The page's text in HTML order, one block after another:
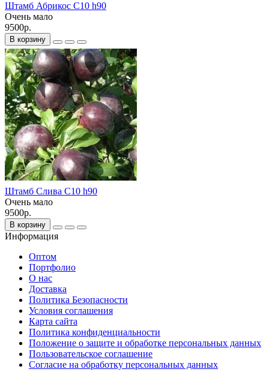
Штамб Абрикос С10 h90
Очень мало
9500р.
В корзину
Штамб Слива С10 h90
Очень мало
9500р.
В корзину
Информация
Оптом
Портфолио
О нас
Доставка
Политика Безопасности
Условия соглашения
Карта сайта
Политика конфиденциальности
Положение о защите и обработке персональных данных
Пользовательское соглашение
Согласие на обработку персональных данных